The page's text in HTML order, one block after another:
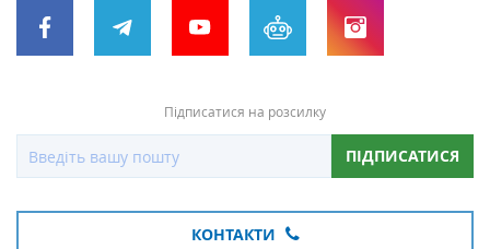
Підписатися на розсилку
ПІДПИСАТИСЯ
КОНТАКТИ